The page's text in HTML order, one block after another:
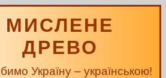
МИСЛЕНЕ
ДРЕВО
Україну – українською!